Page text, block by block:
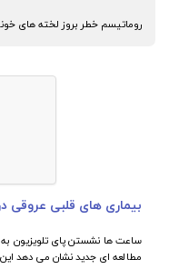
روماتیسم خطر بروز لخته های
بیماری های قلبی عروقی
ساعت ها نشستن پای تلویزیون
مطالعه ای جدید نشان می دهد